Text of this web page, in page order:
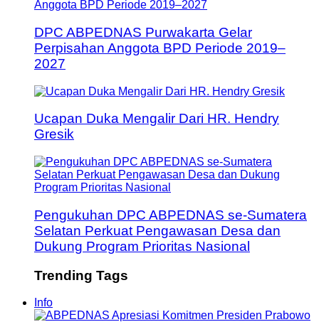
DPC ABPEDNAS Purwakarta Gelar
Perpisahan Anggota BPD Periode 2019–
2027
Ucapan Duka Mengalir Dari HR. Hendry
Gresik
Pengukuhan DPC ABPEDNAS se-Sumatera
Selatan Perkuat Pengawasan Desa dan
Dukung Program Prioritas Nasional
Trending Tags
Info